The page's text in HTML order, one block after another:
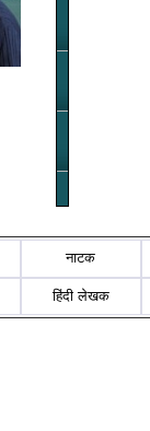
नाटक
हिंदी लेखक